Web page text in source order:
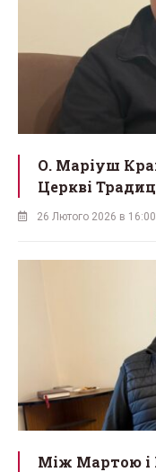
О. Маріуш
Церкві
26 Лютого 2026 в 16:00
Між Мартою і